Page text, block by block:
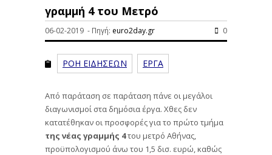
γραμμή 4 του Μετρό
06-02-2019 - Πηγή: euro2day.gr 0
ΡΟΗ ΕΙΔΗΣΕΩΝ ΕΡΓΑ
Από παράταση σε παράταση πάνε οι μεγάλοι
διαγωνισμοί στα δημόσια έργα. Χθες δεν
κατατέθηκαν οι προσφορές για το πρώτο τμήμα
της νέας γραμμής 4του μετρό Αθήνας,
προϋπολογισμού άνω του 1,5 δισ. ευρώ, καθώς